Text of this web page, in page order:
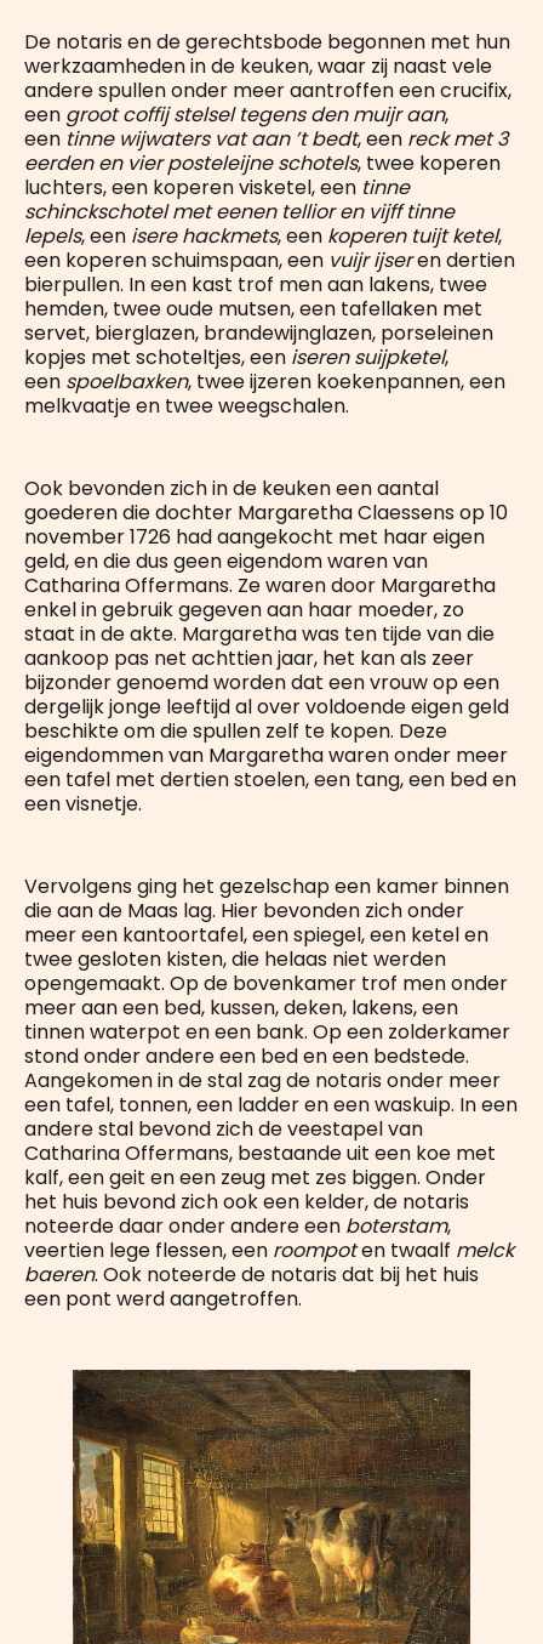
De notaris en de gerechtsbode begonnen met hun
werkzaamheden in de keuken, waar zij naast vele
andere spullen onder meer aantroffen een crucifix,
een groot coffij stelsel tegens den muijr aan,
een tinne wijwaters vat aan ’t bedt, een reck met 3
eerden en vier posteleijne schotels, twee koperen
luchters, een koperen visketel, een tinne
schinckschotel met eenen tellior en vijff tinne
lepels, een isere hackmets, een koperen tuijt ketel,
een koperen schuimspaan, een vuijr ijseren dertien
bierpullen. In een kast trof men aan lakens, twee
hemden, twee oude mutsen, een tafellaken met
servet, bierglazen, brandewijnglazen, porseleinen
kopjes met schoteltjes, een iseren suijpketel,
een spoelbaxken, twee ijzeren koekenpannen, een
melkvaatje en twee weegschalen.
Ook bevonden zich in de keuken een aantal
goederen die dochter Margaretha Claessens op 10
november 1726 had aangekocht met haar eigen
geld, en die dus geen eigendom waren van
Catharina Offermans. Ze waren door Margaretha
enkel in gebruik gegeven aan haar moeder, zo
staat in de akte. Margaretha was ten tijde van die
aankoop pas net achttien jaar, het kan als zeer
bijzonder genoemd worden dat een vrouw op een
dergelijk jonge leeftijd al over voldoende eigen geld
beschikte om die spullen zelf te kopen. Deze
eigendommen van Margaretha waren onder meer
een tafel met dertien stoelen, een tang, een bed en
een visnetje.
Vervolgens ging het gezelschap een kamer binnen
die aan de Maas lag. Hier bevonden zich onder
meer een kantoortafel, een spiegel, een ketel en
twee gesloten kisten, die helaas niet werden
opengemaakt. Op de bovenkamer trof men onder
meer aan een bed, kussen, deken, lakens, een
tinnen waterpot en een bank. Op een zolderkamer
stond onder andere een bed en een bedstede.
Aangekomen in de stal zag de notaris onder meer
een tafel, tonnen, een ladder en een waskuip. In een
andere stal bevond zich de veestapel van
Catharina Offermans, bestaande uit een koe met
kalf, een geit en een zeug met zes biggen. Onder
het huis bevond zich ook een kelder, de notaris
noteerde daar onder andere een boterstam,
veertien lege flessen, een roompoten twaalf melck
baeren. Ook noteerde de notaris dat bij het huis
een pont werd aangetroffen.